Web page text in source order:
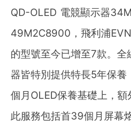
QD-OLED 電競顯示器
49M2C8900，飛利浦
的型號至今已增至7款。
器皆特別提供特長5年保
個月OLED保養基礎上，額
此服務包括首39個月屏幕